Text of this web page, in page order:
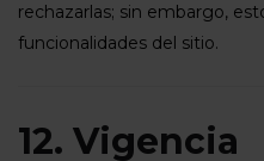
rechazarlas; sin embargo,
funcionalidades del sitio.
12. Vigencia